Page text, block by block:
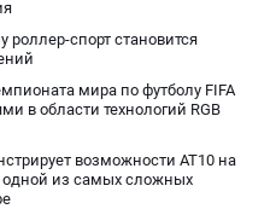
роллер-спорт становится
мира по футболу FIFA
в области технологий RGB
возможности AT10 на
одной из самых сложных